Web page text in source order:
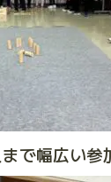
で幅広い参